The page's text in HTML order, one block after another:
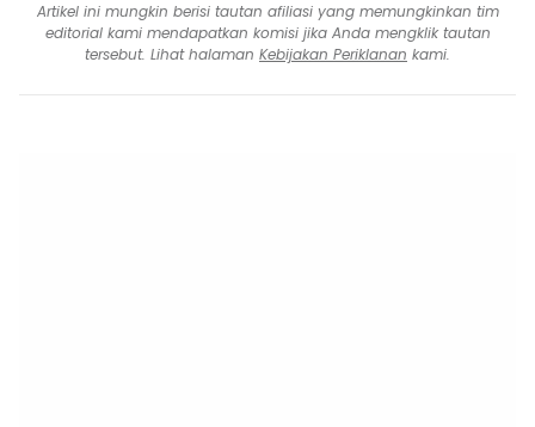
Artikel ini mungkin berisi tautan afiliasi yang memungkinkan tim
editorial kami mendapatkan komisi jika Anda mengklik tautan
tersebut. Lihat halaman Kebijakan Periklanan kami.